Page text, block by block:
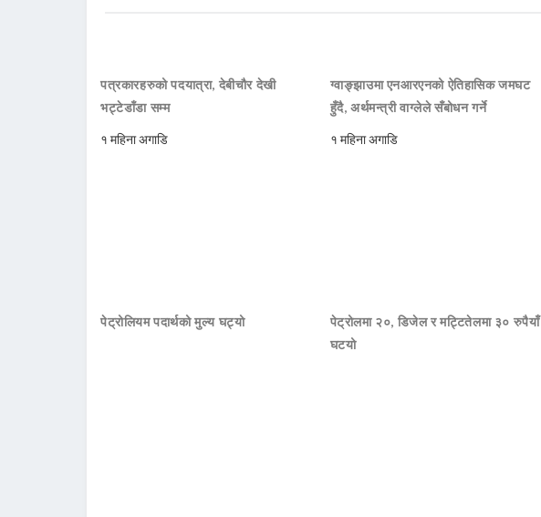
पत्रकारहरुको पदयात्रा, देबीचौर देखी
भट्टेडाँडा सम्म
१ महिना अगाडि
ग्वाङ्झाउमा एनआरएनको ऐतिहासिक जमघट
हुँदै, अर्थमन्त्री वाग्लेले सँबोधन गर्ने
१ महिना अगाडि
पेट्रोलियम पदार्थको मुल्य घट्यो
पेट्रोलमा २०, डिजेल र मट्टितेलमा ३० रुपैयाँ
घटयो